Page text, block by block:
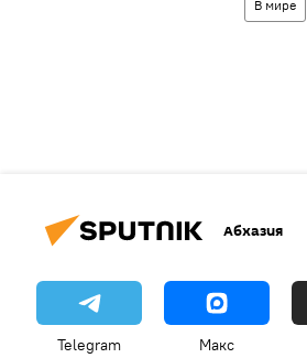
В мире
Абхазия
Telegram Макс